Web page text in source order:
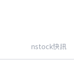
nstock快訊